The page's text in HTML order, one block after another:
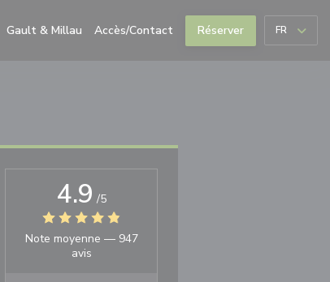
((ouvre une nouvelle fenêtre))
Gault & Millau ((ouvre une nouvelle fenêtre))
Accès/Contact Réserver FR
4.9 /5
Note moyenne — 947
avis